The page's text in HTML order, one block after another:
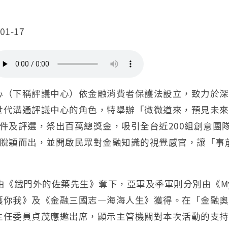
17
下稱評議中心）依金融消費者保護法設立，致力於
溝通評議中心的角色，特舉辦「微微道來，預見未
及評選，祭出百萬總獎金，吸引全台近200組創意團
穎而出，並開啟民眾對金融知識的視覺感官，讓「
《鐵門外的佐築先生》奪下，亞軍及季軍則分別由《
你我》及《金融三國志—海海人生》獲得。在「金融
委員貞茂應邀出席，顯示主管機關對本次活動的支持